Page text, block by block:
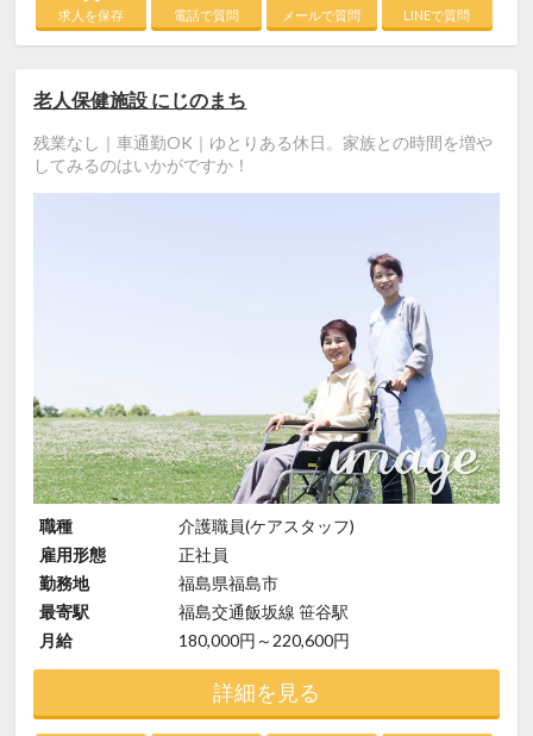
求人を保存 電話で質問 メールで質問 LINEで質問
老人保健施設 にじのまち
残業なし｜車通勤OK｜ゆとりある休日。家族との時間を増や
してみるのはいかがですか！
職種
介護職員(ケアスタッフ)
雇用形態
正社員
勤務地
福島県福島市
最寄駅
福島交通飯坂線 笹谷駅
月給
180,000円～220,600円
詳細を見る